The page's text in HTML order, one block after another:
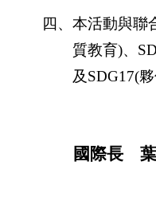
四、本活動與聯
質教育)、
及SDG17(
國際長